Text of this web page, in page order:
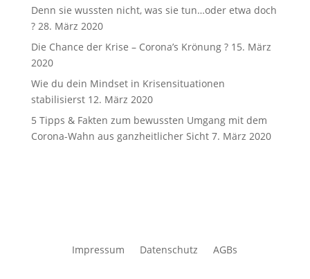
Denn sie wussten nicht, was sie tun…oder etwa doch
? 28. März 2020
Die Chance der Krise – Corona’s Krönung ? 15. März
2020
Wie du dein Mindset in Krisensituationen
stabilisierst 12. März 2020
5 Tipps & Fakten zum bewussten Umgang mit dem
Corona-Wahn aus ganzheitlicher Sicht 7. März 2020
Impressum Datenschutz AGBs